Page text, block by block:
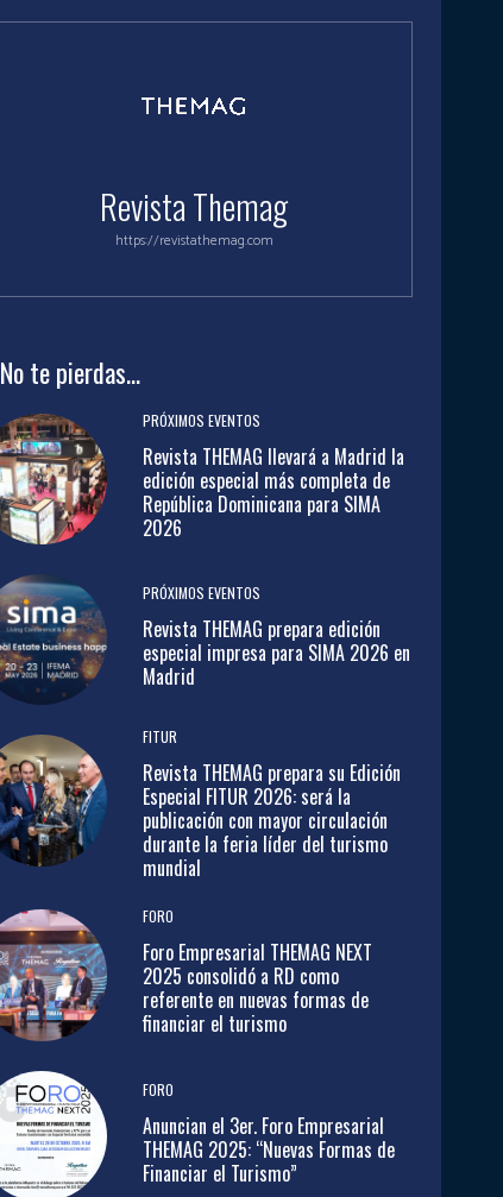
Revista Themag
https://revistathemag.com
No te pierdas...
PRÓXIMOS EVENTOS
Revista THEMAG llevará a Madrid la
edición especial más completa de
República Dominicana para SIMA
2026
PRÓXIMOS EVENTOS
Revista THEMAG prepara edición
especial impresa para SIMA 2026 en
Madrid
FITUR
Revista THEMAG prepara su Edición
Especial FITUR 2026: será la
publicación con mayor circulación
durante la feria líder del turismo
mundial
FORO
Foro Empresarial THEMAG NEXT
2025 consolidó a RD como
referente en nuevas formas de
financiar el turismo
FORO
Anuncian el 3er. Foro Empresarial
THEMAG 2025: “Nuevas Formas de
Financiar el Turismo”